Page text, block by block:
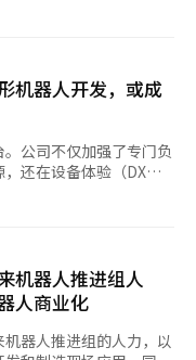
宪法修正案流产，今天
哲称房地
赁业者特例 政府评估
段，并表示将考虑调整
与房地产关系部长会议
，正向以实际居住者为
期也在降低，投资范式
下，金融监管机构将正
划通过公共部门和民间
社会连带金融的活跃。
进院召开了“2026年第
、政策金融机构、互助
增加了13家，日均用
证现状等相关信息。如
处以最高100万元的罚
及个人信息保护管理体
折扣。政府计划通过
的安全投资水平。 如
和证明材料。科学技术
在22日前开展以实操为
料的准确性验证程序。
仅仅是简单的资料提
发生，企业的信息保护
贸易法第122条对全球
为第122条原本是为应
条款。因此，此次裁决
护美国制造业的必要
开始转向以贸易法第
税不同，它通过调查
和价格扭曲等，经过听
心关税也是在这一框架
过剩’作为问题。这不
指美国认为海外制造竞
围之内，这一点不容小
机器人开发，或成
公司不仅加强了专门负
还在设备体验（DX）
础的未来项目的执行组
器人推进组是在三星电
东地位后新设的组织，
充
务的路线图推向执行阶
机器人推进组人
人商业化
器人推进组的人力，以